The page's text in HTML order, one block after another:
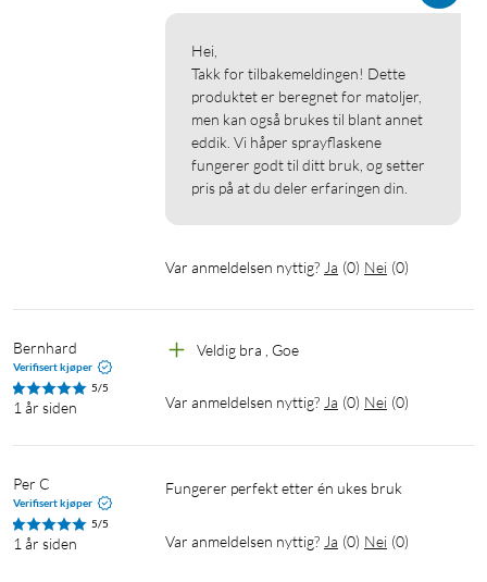
Hei,
Takk for tilbakemeldingen! Dette
produktet er beregnet for matoljer,
men kan også brukes til blant annet
eddik. Vi håper sprayflaskene
fungerer godt til ditt bruk, og setter
pris på at du deler erfaringen din.
Var anmeldelsen nyttig? Ja (0) Nei (0)
Bernhard
Verifisert kjøper
5/5
1 år siden
Veldig bra , Goe
Var anmeldelsen nyttig? Ja (0) Nei (0)
Per C
Verifisert kjøper
5/5
1 år siden
Fungerer perfekt etter én ukes bruk
Var anmeldelsen nyttig? Ja (0) Nei (0)